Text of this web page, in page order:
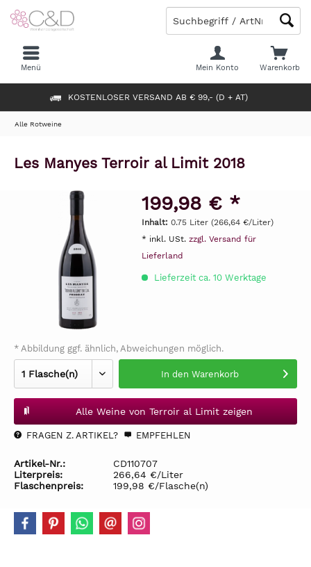
KOSTENLOSER VERSAND AB € 99,- (D + AT)
Warenkorb
Mein Konto
Menü
Alle Rotweine
Les Manyes Terroir al Limit 2018
199,98 € *
Inhalt: 0.75 Liter (266,64 €/Liter)
* inkl. USt. zzgl. Versand für
Lieferland
Lieferzeit ca. 10 Werktage
* Abbildung ggf. ähnlich, Abweichungen möglich.
In den Warenkorb
Alle Weine von Terroir al Limit zeigen
FRAGEN Z. ARTIKEL? EMPFEHLEN
Artikel-Nr.:
CD110707
Literpreis:
266,64 €/Liter
Flaschenpreis:
199,98 €/Flasche(n)